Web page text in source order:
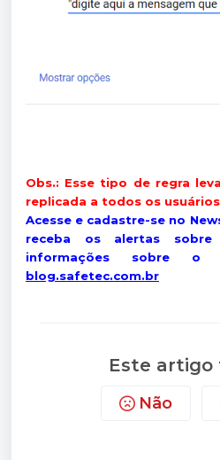
Obs.: Esse tipo de regra
replicada a todos os
Acesse e cadastre-se no
receba os alertas sobre
informações sobre o
blog.safetec.com.br
Este artigo
Não